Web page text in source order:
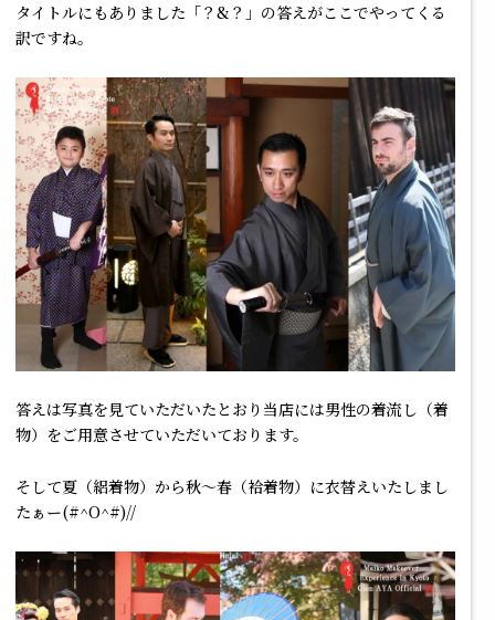
タイトルにもありました「？&？」の答えがここでやってくる
訳ですね。
答えは写真を見ていただいたとおり当店には男性の着流し（着
物）をご用意させていただいております。
そして夏（絽着物）から秋～春（袷着物）に衣替えいたしまし
たぁー(#^O^#)//